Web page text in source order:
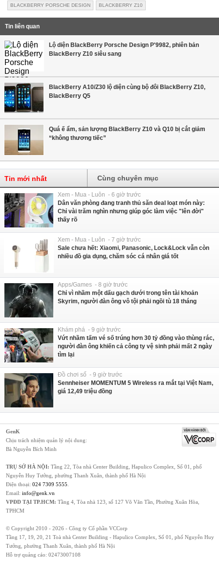
BLACKBERRY PORSCHE DESIGN BLACKBERRY Z10
Tin liên quan
Lộ diện BlackBerry Porsche Design P'9982, phiên bản
BlackBerry Z10 siêu sang
BlackBerry A10/Z30 lộ diện cùng bộ đôi BlackBerry Z10,
BlackBerry Q5
Quá ế ẩm, sản lượng BlackBerry Z10 và Q10 bị cắt giảm
“không thương tiếc”
Tin mới nhất Cùng chuyên mục
Xem - Mua - Luôn - 6 giờ trước
Dân văn phòng đang tranh thủ săn deal loạt món này:
Chỉ vài trăm nghìn nhưng giúp góc làm việc "lên đời"
thấy rõ
Xem - Mua - Luôn - 7 giờ trước
Sale chưa hết: Xiaomi, Panasonic, Lock&Lock vẫn còn
nhiều đồ gia dụng, chăm sóc cá nhân giá tốt
Apps/Games - 8 giờ trước
Chỉ vì nhầm một dấu gạch dưới trong tên tài khoản
Skyrim, người đàn ông vô tội phải ngồi tù 18 tháng
Khám phá - 9 giờ trước
Vứt nhầm tấm vé số trúng hơn 30 tỷ đồng vào thùng rác,
người đàn ông khiến cả công ty vệ sinh phải mất 2 ngày
tìm lại
Đồ chơi số - 9 giờ trước
Sennheiser MOMENTUM 5 Wireless ra mắt tại Việt Nam,
giá 12,49 triệu đồng
GenK
Chịu trách nhiệm quản lý nội dung:
Bà Nguyễn Bích Minh
TRỤ SỞ HÀ NỘI: Tầng 22, Tòa nhà Center Building, Hapulico Complex, Số 01, phố
Nguyễn Huy Tưởng, phường Thanh Xuân, thành phố Hà Nội
Điện thoại: 024 7309 5555
Email: info@genk.vn
VPĐD TẠI TP.HCM: Tầng 4, Tòa nhà 123, số 127 Võ Văn Tần, Phường Xuân Hòa,
TPHCM
© Copyright 2010 - 2026 - Công ty Cổ phần VCCorp
Tầng 17, 19, 20, 21 Toà nhà Center Building - Hapulico Complex, Số 01, phố Nguyễn Huy
Tưởng, phường Thanh Xuân, thành phố Hà Nội
Hỗ trợ quảng cáo: 02473007108